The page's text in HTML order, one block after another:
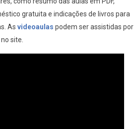
gratuita e indicações de livros para
As videoaulas podem ser assistidas por
site.